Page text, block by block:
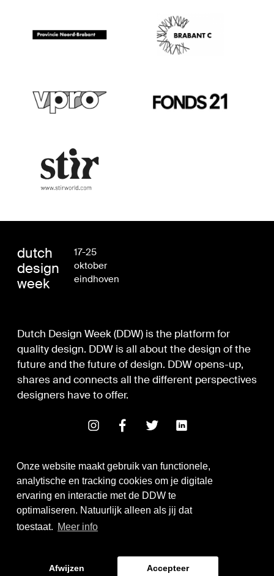
Onze website maakt gebruik van functionele,
analytische en tracking cookies om je digitale
ervaring en interactie met de DDW te
optimaliseren. Natuurlijk alleen als jij dat
toestaat. Meer info
Afwijzen Accepteer
dutch
design
week
17-25
oktober
eindhoven
Dutch Design Week (DDW) is the platform for
quality design. DDW is all about the design of the
future and the future of design. DDW opens-up,
shares and connects all the different perspectives
designers have to offer.
Identity by Thonik